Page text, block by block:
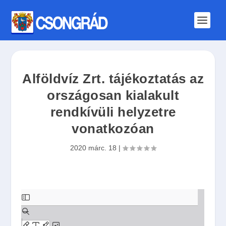
Alföldvíz Zrt. tájékoztatás az
országosan kialakult
rendkívüli helyzetre
vonatkozóan
2020 márc. 18 |
S
k
i